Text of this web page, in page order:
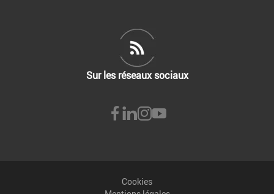
Sur les réseaux sociaux
Cookies